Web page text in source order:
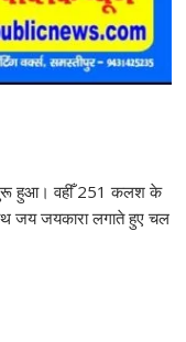
शुरू हुआ। वहीँ 251 कलश के
जय जयकारा लगाते हुए चल